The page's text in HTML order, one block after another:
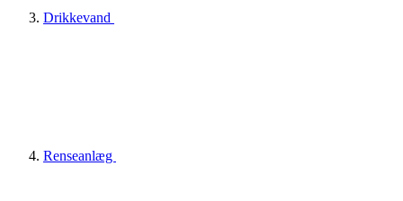
Drikkevand
Renseanlæg